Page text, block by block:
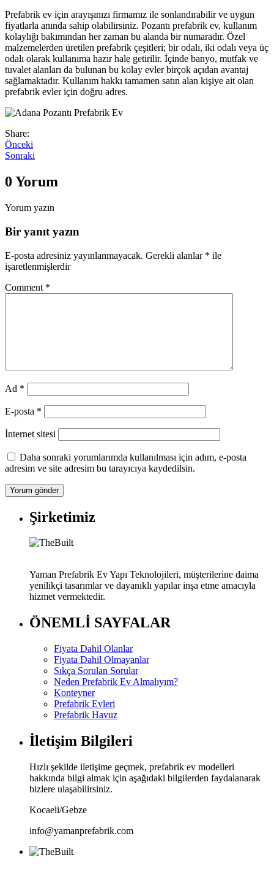
Prefabrik ev için arayışınızı firmamız ile sonlandırabilir ve uygun
fiyatlarla anında sahip olabilirsiniz. Pozantı prefabrik ev, kullanım
kolaylığı bakımından her zaman bu alanda bir numaradır. Özel
malzemelerden üretilen prefabrik çeşitleri; bir odalı, iki odalı veya üç
odalı olarak kullanıma hazır hale getirilir. İçinde banyo, mutfak ve
tuvalet alanları da bulunan bu kolay evler birçok açıdan avantaj
sağlamaktadır. Kullanım hakkı tamamen satın alan kişiye ait olan
prefabrik evler için doğru adres.
Share:
Önceki
Sonraki
0 Yorum
Yorum yazın
Bir yanıt yazın
E-posta adresiniz yayınlanmayacak. Gerekli alanlar * ile
işaretlenmişlerdir
Comment *
Ad *
E-posta *
İnternet sitesi
Daha sonraki yorumlarımda kullanılması için adım, e-posta
adresim ve site adresim bu tarayıcıya kaydedilsin.
Şirketimiz
Yaman Prefabrik Ev Yapı Teknolojileri, müşterilerine daima
yenilikçi tasarımlar ve dayanıklı yapılar inşa etme amacıyla
hizmet vermektedir.
ÖNEMLİ SAYFALAR
Fiyata Dahil Olanlar
Fiyata Dahil Olmayanlar
Sıkça Sorulan Sorular
Neden Prefabrik Ev Almalıyım?
Konteyner
Prefabrik Evleri
Prefabrik Havuz
İletişim Bilgileri
Hızlı şekilde iletişime geçmek, prefabrik ev modelleri
hakkında bilgi almak için aşağıdaki bilgilerden faydalanarak
bizlere ulaşabilirsiniz.
Kocaeli/Gebze
info@yamanprefabrik.com